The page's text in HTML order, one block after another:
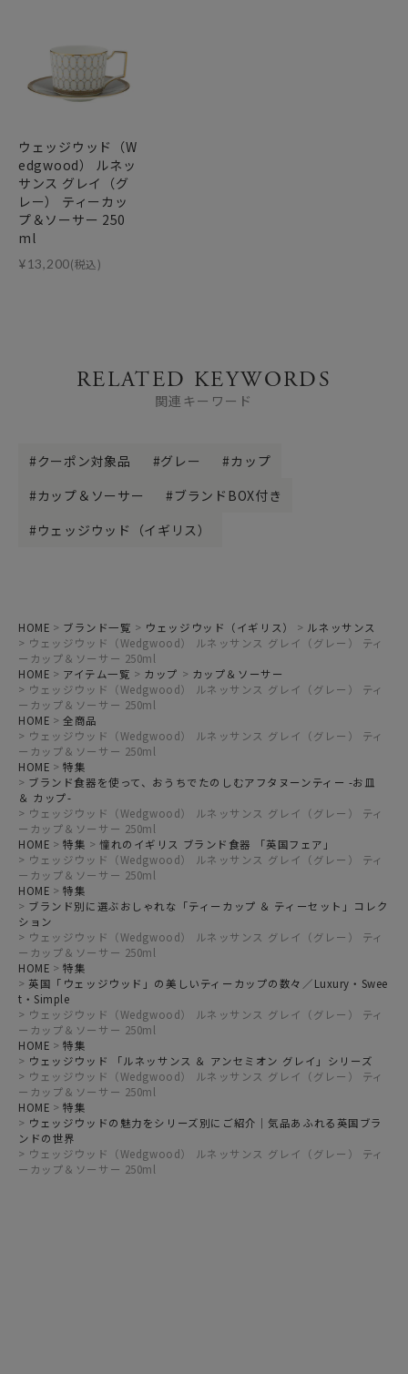
ウェッジウッド（W
edgwood） ルネッ
サンス グレイ（グ
レー） ティーカッ
プ＆ソーサー 250
ml
¥13,200(税込)
RELATED KEYWORDS
関連キーワード
クーポン対象品 グレー
カップ
カップ＆ソーサー
ブランドBOX付き
ウェッジウッド（イギリス）
HOME ブランド一覧 ウェッジウッド（イギリス）
ルネッサンス
ウェッジウッド（Wedgwood） ルネッサンス グレイ（グレー） ティ
ーカップ＆ソーサー 250ml
HOME
アイテム一覧 カップ
カップ＆ソーサー
ウェッジウッド（Wedgwood） ルネッサンス グレイ（グレー） ティ
ーカップ＆ソーサー 250ml
HOME
全商品
ウェッジウッド（Wedgwood） ルネッサンス グレイ（グレー） ティ
ーカップ＆ソーサー 250ml
HOME
特集
ブランド食器を使って、おうちでたのしむアフタヌーンティー -お皿
＆ カップ-
ウェッジウッド（Wedgwood） ルネッサンス グレイ（グレー） ティ
ーカップ＆ソーサー 250ml
HOME
特集
憧れのイギリス ブランド食器 「英国フェア」
ウェッジウッド（Wedgwood） ルネッサンス グレイ（グレー） ティ
ーカップ＆ソーサー 250ml
HOME
特集
ブランド別に選ぶおしゃれな「ティーカップ ＆ ティーセット」コレク
ション
ウェッジウッド（Wedgwood） ルネッサンス グレイ（グレー） ティ
ーカップ＆ソーサー 250ml
HOME
特集
英国「ウェッジウッド」の美しいティーカップの数々／Luxury・Swee
t・Simple
ウェッジウッド（Wedgwood） ルネッサンス グレイ（グレー） ティ
ーカップ＆ソーサー 250ml
HOME
特集
ウェッジウッド 「ルネッサンス ＆ アンセミオン グレイ」シリーズ
ウェッジウッド（Wedgwood） ルネッサンス グレイ（グレー） ティ
ーカップ＆ソーサー 250ml
HOME
特集
ウェッジウッドの魅力をシリーズ別にご紹介｜気品あふれる英国ブラ
ンドの世界
ウェッジウッド（Wedgwood） ルネッサンス グレイ（グレー） ティ
ーカップ＆ソーサー 250ml